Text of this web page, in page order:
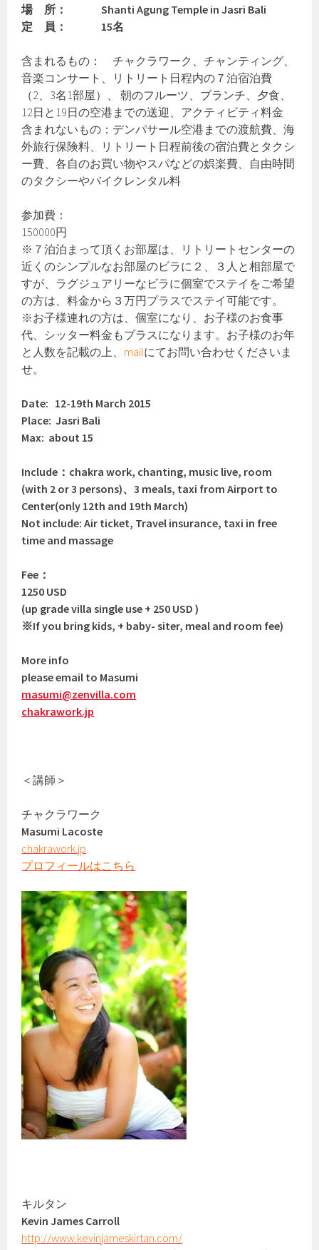
場 所： Shanti Agung Temple in Jasri Bali
定 員： 15名
含まれるもの： チャクラワーク、チャンティング、
音楽コンサート、リトリート日程内の７泊宿泊費
（2、3名1部屋）、 朝のフルーツ、ブランチ、夕食、
12日と19日の空港までの送迎、アクティビティ料金
含まれないもの：デンパサール空港までの渡航費、海
外旅行保険料、リトリート日程前後の宿泊費とタクシ
ー費、各自のお買い物やスパなどの娯楽費、自由時間
のタクシーやバイクレンタル料
参加費：
150000円
※７泊泊まって頂くお部屋は、リトリートセンターの
近くのシンプルなお部屋のビラに２、３人と相部屋で
すが、ラグジュアリーなビラに個室でステイをご希望
の方は、料金から３万円プラスでステイ可能です。
※お子様連れの方は、個室になり、お子様のお食事
代、シッター料金もプラスになります。お子様のお年
と人数を記載の上、 mailにてお問い合わせくださいま
せ。
Date: 12-19th March 2015
Place: Jasri Bali
Max: about 15
Include：chakra work, chanting, music live, room
(with 2 or 3 persons)、3 meals, taxi from Airport to
Center(only 12th and 19th March)
Not include: Air ticket, Travel insurance, taxi in free
time and massage
Fee：
1250 USD
(up grade villa single use + 250 USD )
※If you bring kids, + baby- siter, meal and room fee)
More info
please email to Masumi
masumi@zenvilla.com
chakrawork.jp
＜講師＞
チャクラワーク
Masumi Lacoste
chakrawork.jp
プロフィールはこちら
キルタン
Kevin James Carroll
http://www.kevinjameskirtan.com/